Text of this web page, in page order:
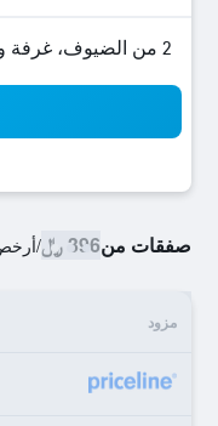
2 من الضيوف، غرفة واحدة
صفقات من396 ﷼ /
مزود